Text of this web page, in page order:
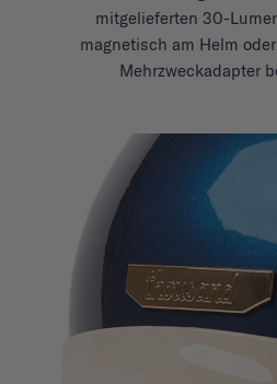
mitgelieferten 30-
magnetisch am Helm
Mehrzweckadapter